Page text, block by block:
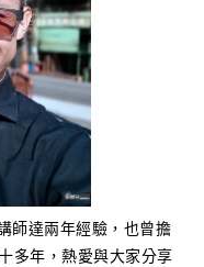
師達兩年經驗，也曾擔
多年，熱愛與大家分享